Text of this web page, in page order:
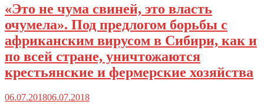
«Это не чума свиней, это власть
очумела». Под предлогом борьбы с
африканским вирусом в Сибири, как и
по всей стране, уничтожаются
крестьянские и фермерские хозяйства
06.07.201806.07.2018